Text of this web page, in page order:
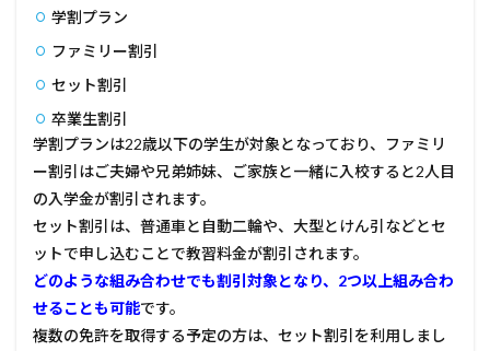
予約
が取
りや
すい
教習
所に
通い
たい
人
6
津島
自動
車学
校の
学割プラン
ファミリー割引
セット割引
卒業生割引
学割プランは22歳以下の学生が対象となっており、ファミリ
ー割引はご夫婦や兄弟姉妹、ご家族と一緒に入校すると2人目
の入学金が割引されます。
セット割引は、普通車と自動二輪や、大型とけん引などとセ
ットで申し込むことで教習料金が割引されます。
どのような組み合わせでも割引対象となり、2つ以上組み合わ
せることも可能です。
複数の免許を取得する予定の方は、セット割引を利用しまし